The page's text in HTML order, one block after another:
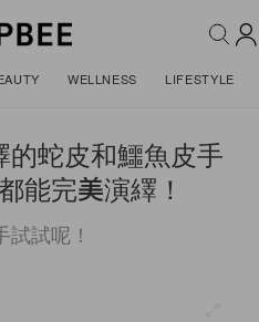
WELLNESS LIFESTYLE
蛇皮和鱷魚皮手
能完美演繹！
試試呢！